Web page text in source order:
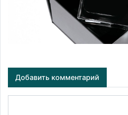
Добавить комментарий